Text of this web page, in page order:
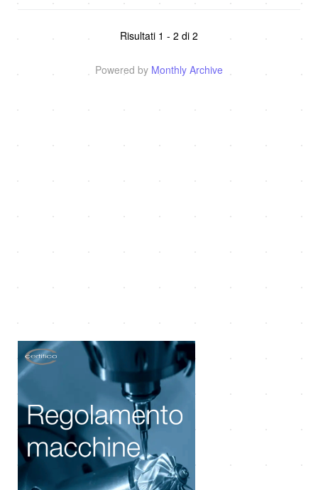
Risultati 1 - 2 di 2
Powered by Monthly Archive